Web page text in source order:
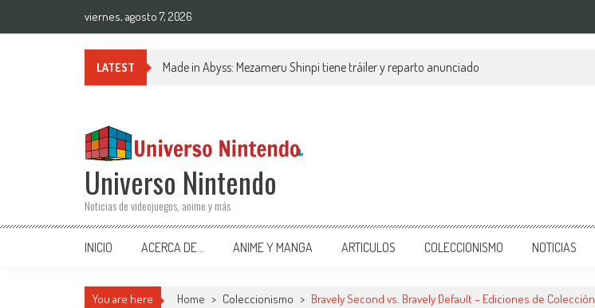
viernes, agosto 7, 2026
LATEST Made in Abyss: Mezameru Shinpi tiene tráiler y reparto anunciado
Universo Nintendo
Noticias de videojuegos, anime y más
INICIO ACERCA DE… ANIME Y MANGA ARTICULOS COLECCIONISMO NOTICIAS
You are here Home > Coleccionismo > Bravely Second vs. Bravely Default – Ediciones de Colección